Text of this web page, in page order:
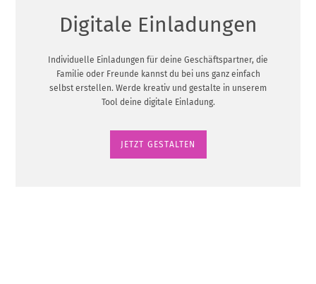
Digitale Einladungen
Individuelle Einladungen für deine Geschäftspartner, die
Familie oder Freunde kannst du bei uns ganz einfach
selbst erstellen. Werde kreativ und gestalte in unserem
Tool deine digitale Einladung.
JETZT GESTALTEN